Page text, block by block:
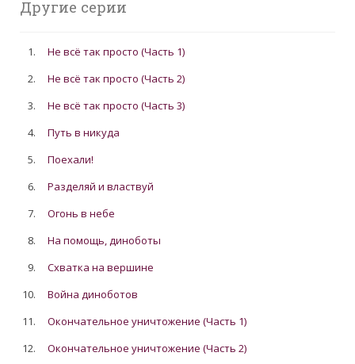
Другие серии
1.
Не всё так просто (Часть 1)
2.
Не всё так просто (Часть 2)
3.
Не всё так просто (Часть 3)
4.
Путь в никуда
5.
Поехали!
6.
Разделяй и властвуй
7.
Огонь в небе
8.
На помощь, диноботы
9.
Схватка на вершине
10.
Война диноботов
11.
Окончательное уничтожение (Часть 1)
12.
Окончательное уничтожение (Часть 2)